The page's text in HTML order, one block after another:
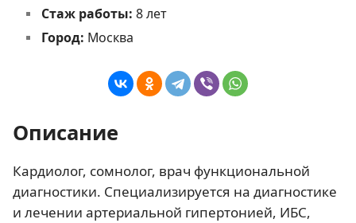
Стаж работы: 8 лет
Город: Москва
Описание
Кардиолог, сомнолог, врач функциональной
диагностики. Специализируется на диагностике
и лечении артериальной гипертонией, ИБС,